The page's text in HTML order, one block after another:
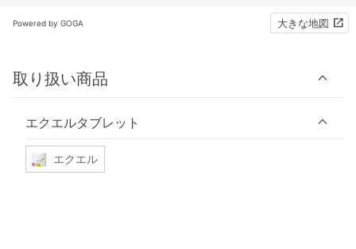
Powered by GOGA 大きな地図
取り扱い商品
エクエルタブレット
エクエル